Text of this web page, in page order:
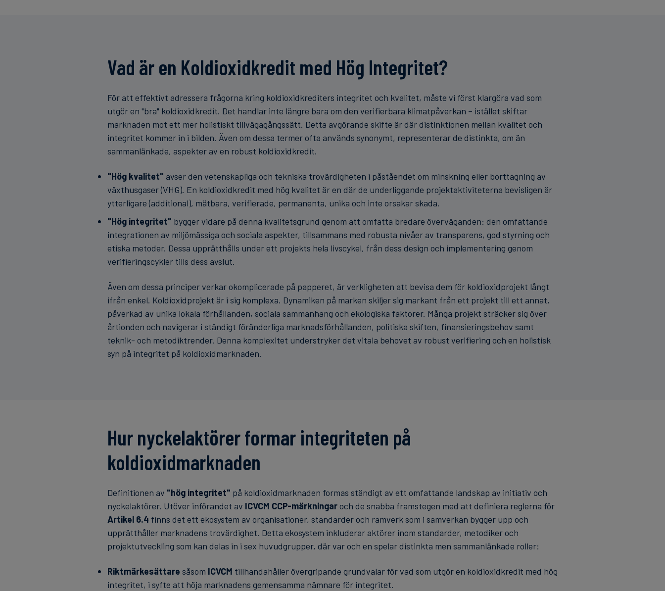
Vad är en Koldioxidkredit med Hög Integritet?
För att effektivt adressera frågorna kring koldioxidkrediters integritet och kvalitet, måste vi först klargöra vad som
utgör en "bra" koldioxidkredit. Det handlar inte längre bara om den verifierbara klimatpåverkan – istället skiftar
marknaden mot ett mer holistiskt tillvägagångssätt. Detta avgörande skifte är där distinktionen mellan kvalitet och
integritet kommer in i bilden. Även om dessa termer ofta används synonymt, representerar de distinkta, om än
sammanlänkade, aspekter av en robust koldioxidkredit.
"Hög kvalitet" avser den vetenskapliga och tekniska trovärdigheten i påståendet om minskning eller borttagning av
växthusgaser (VHG). En koldioxidkredit med hög kvalitet är en där de underliggande projektaktiviteterna bevisligen är
ytterligare (additional), mätbara, verifierade, permanenta, unika och inte orsakar skada.
"Hög integritet" bygger vidare på denna kvalitetsgrund genom att omfatta bredare överväganden: den omfattande
integrationen av miljömässiga och sociala aspekter, tillsammans med robusta nivåer av transparens, god styrning och
etiska metoder. Dessa upprätthålls under ett projekts hela livscykel, från dess design och implementering genom
verifieringscykler tills dess avslut.
Även om dessa principer verkar okomplicerade på papperet, är verkligheten att bevisa dem för koldioxidprojekt långt
ifrån enkel. Koldioxidprojekt är i sig komplexa. Dynamiken på marken skiljer sig markant från ett projekt till ett annat,
påverkad av unika lokala förhållanden, sociala sammanhang och ekologiska faktorer. Många projekt sträcker sig över
årtionden och navigerar i ständigt föränderliga marknadsförhållanden, politiska skiften, finansieringsbehov samt
teknik- och metodiktrender. Denna komplexitet understryker det vitala behovet av robust verifiering och en holistisk
syn på integritet på koldioxidmarknaden.
Hur nyckelaktörer formar integriteten på
koldioxidmarknaden
Definitionen av "hög integritet" på koldioxidmarknaden formas ständigt av ett omfattande landskap av initiativ och
nyckelaktörer. Utöver införandet av ICVCM CCP-märkningaroch de snabba framstegen med att definiera reglerna för
Artikel 6.4 finns det ett ekosystem av organisationer, standarder och ramverk som i samverkan bygger upp och
upprätthåller marknadens trovärdighet. Detta ekosystem inkluderar aktörer inom standarder, metodiker och
projektutveckling som kan delas in i sex huvudgrupper, där var och en spelar distinkta men sammanlänkade roller:
Riktmärkesättare såsom ICVCM tillhandahåller övergripande grundvalar för vad som utgör en koldioxidkredit med hög
integritet, i syfte att höja marknadens gemensamma nämnare för integritet.